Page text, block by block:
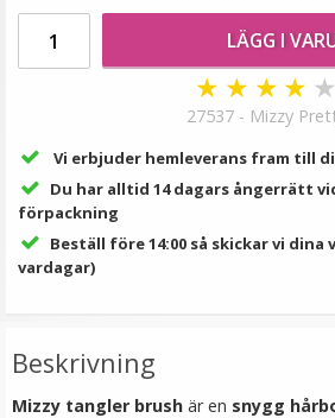
199 kr
LÄGG I
★ ★ ★ ★ ★
27537 - Mizzy
Vi erbjuder hemleverans fram till
Du har alltid 14 dagars ångerrätt
förpackning
Beställ före 14:00 så skickar vi dina
vardagar)
Beskrivning
Mizzy tangler brush är en snygg